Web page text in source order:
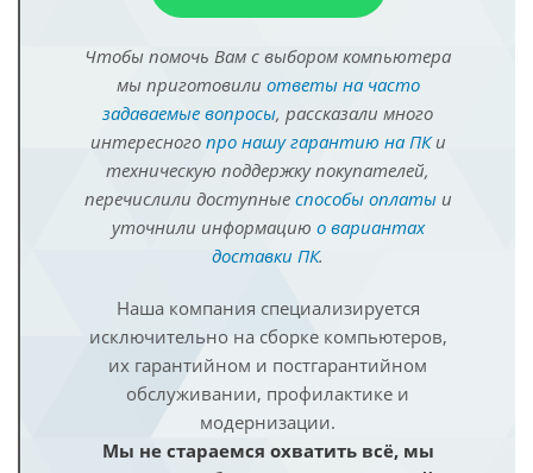
Чтобы помочь Вам с выбором компьютера
мы приготовили ответы на часто
задаваемые вопросы, рассказали много
интересного про нашу гарантию на ПКи
техническую поддержку покупателей,
перечислили доступные способы оплатыи
уточнили информацию о вариантах
доставки ПК.
Наша компания специализируется
исключительно на сборке компьютеров,
их гарантийном и постгарантийном
обслуживании, профилактике и
модернизации.
Мы не стараемся охватить всё, мы